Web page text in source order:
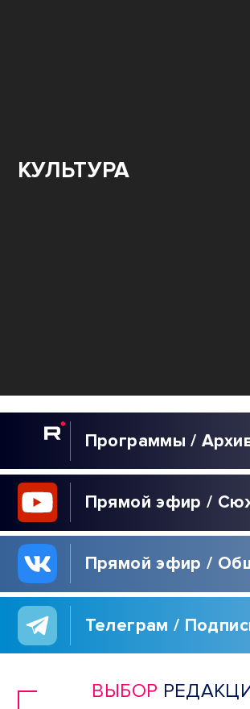
Программы /
Прямой эфир /
Прямой эфир /
Телеграм /
ВЫБОР
КУЛЬТУРА